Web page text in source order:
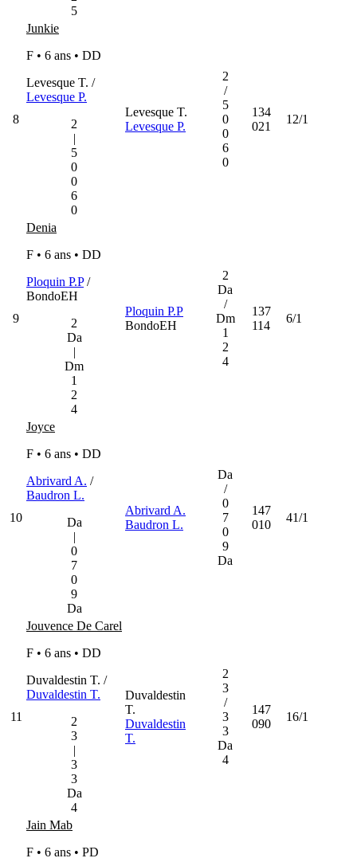
5
8
Junkie
F • 6 ans • DD
Levesque T. /
Levesque P.
2
|
5
0
0
6
0
Levesque T.
Levesque P.
2
/
5
0
0
6
0
134
021
12/1
9
Denia
F • 6 ans • DD
Ploquin P.P/
BondoEH
2
Da
|
Dm
1
2
4
Ploquin P.P
BondoEH
2
Da
/
Dm
1
2
4
137
114
6/1
10
Joyce
F • 6 ans • DD
Abrivard A. /
Baudron L.
Da
|
0
7
0
9
Da
Abrivard A.
Baudron L.
Da
/
0
7
0
9
Da
147
010
41/1
11
Jouvence De Carel
F • 6 ans • DD
Duvaldestin T. /
Duvaldestin T.
2
3
|
3
3
Da
4
Duvaldestin
T.
Duvaldestin
T.
2
3
/
3
3
Da
4
147
090
16/1
Jain Mab
F • 6 ans • PD